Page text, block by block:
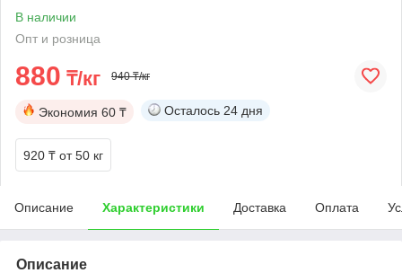
В наличии
Опт и розница
880 ₸/кг 940 ₸/кг
Экономия 60 ₸ Осталось 24 дня
920 ₸ от 50 кг
Описание Характеристики Доставка Оплата
Описание